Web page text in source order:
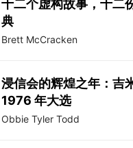
十二个虚构故事，十二
典
Brett McCracken
浸信会的辉煌之年：吉
1976 年大选
Obbie Tyler Todd